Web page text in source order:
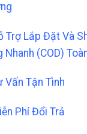
Tuổi Thọ
Trợ Lắp Đặt Và
Nhanh (COD)
Vấn Tận Tình
Phí Đổi Trả